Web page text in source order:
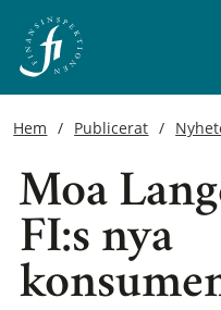
Hem Publicerat
Moa
FI:s nya